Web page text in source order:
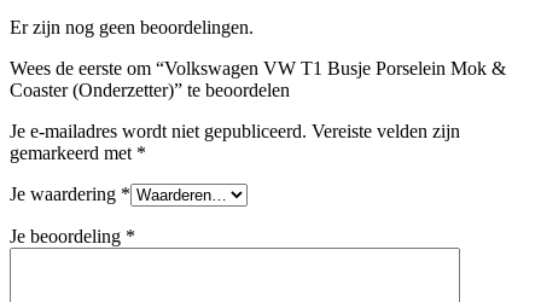
Er zijn nog geen beoordelingen.
Wees de eerste om “Volkswagen VW T1 Busje Porselein Mok &
Coaster (Onderzetter)” te beoordelen
Je e-mailadres wordt niet gepubliceerd. Vereiste velden zijn
gemarkeerd met *
Je waardering *
Je beoordeling *